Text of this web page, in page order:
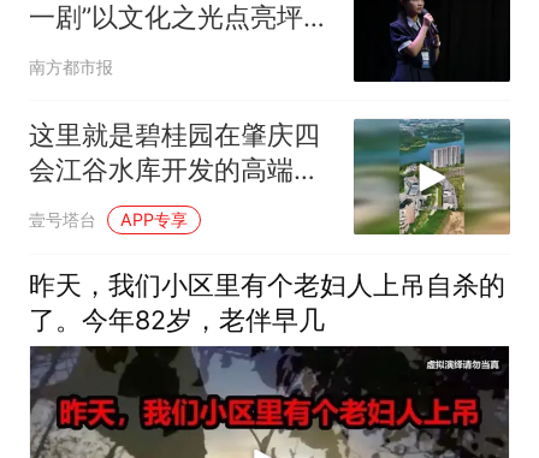
一剧”以文化之光点亮坪山
美好生活
南方都市报
这里就是碧桂园在肇庆四
会江谷水库开发的高端小
区
壹号塔台 APP专享
昨天，我们小区里有个老妇人上吊自杀的
了。今年82岁，老伴早几